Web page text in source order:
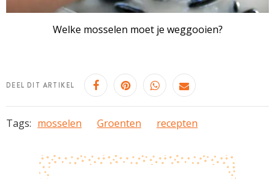
Welke mosselen moet je weggooien?
DEEL DIT ARTIKEL
Tags: mosselen Groenten recepten